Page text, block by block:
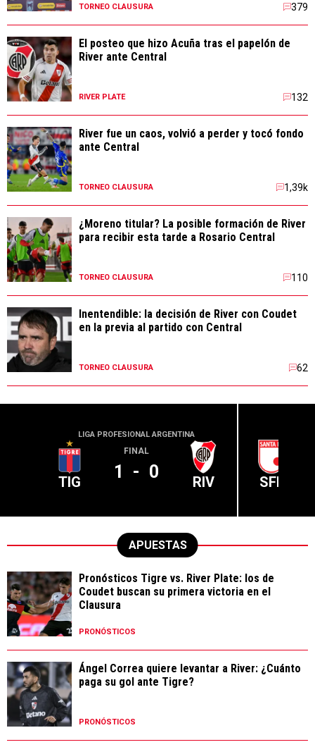
TORNEO CLAUSURA 379
El posteo que hizo Acuña tras el papelón de
River ante Central
RIVER PLATE 132
River fue un caos, volvió a perder y tocó fondo
ante Central
TORNEO CLAUSURA 1,39k
¿Moreno titular? La posible formación de River
para recibir esta tarde a Rosario Central
TORNEO CLAUSURA 110
Inentendible: la decisión de River con Coudet
en la previa al partido con Central
TORNEO CLAUSURA 62
LIGA PROFESIONAL ARGENTINA
TIG
FINAL
1 - 0 RIV SFE
APUESTAS
Pronósticos Tigre vs. River Plate: los de
Coudet buscan su primera victoria en el
Clausura
PRONÓSTICOS
Ángel Correa quiere levantar a River: ¿Cuánto
paga su gol ante Tigre?
PRONÓSTICOS